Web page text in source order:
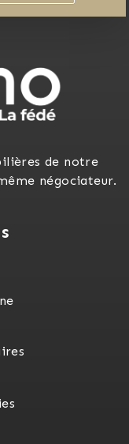
de notre
négociateur.